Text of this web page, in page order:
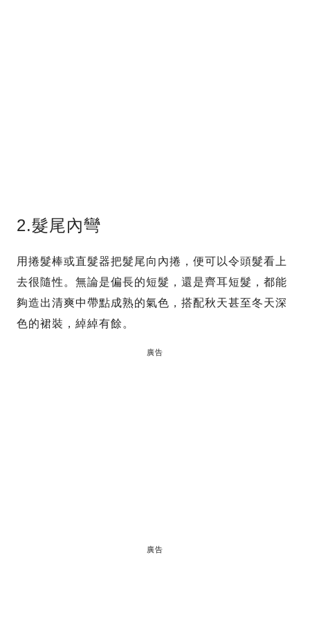
2.髮尾內彎
用捲髮棒或直髮器把髮尾向內捲，便可以令頭髮看上
去很隨性。無論是偏長的短髮，還是齊耳短髮，都能
夠造出清爽中帶點成熟的氣色，搭配秋天甚至冬天深
色的裙裝，綽綽有餘。
廣告
廣告